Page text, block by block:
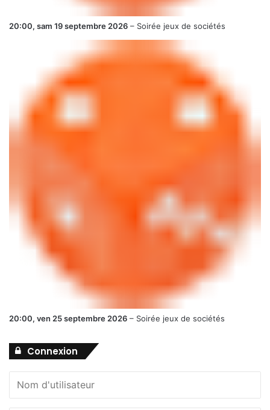
20:00, sam 19 septembre 2026 – Soirée jeux de sociétés
20:00, ven 25 septembre 2026 – Soirée jeux de sociétés
Connexion